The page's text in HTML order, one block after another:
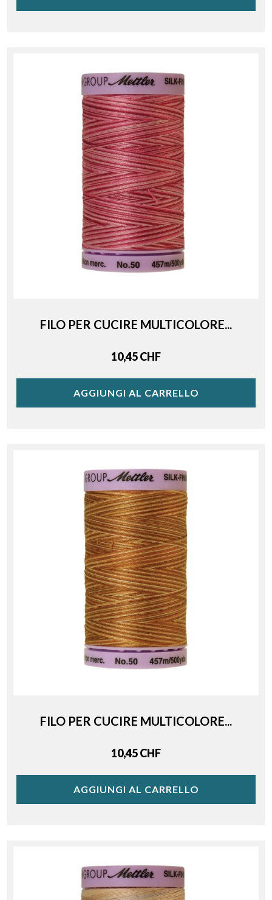
FILO PER CUCIRE MULTICOLORE...
Price
10,45 CHF
AGGIUNGI AL CARRELLO
FILO PER CUCIRE MULTICOLORE...
Price
10,45 CHF
AGGIUNGI AL CARRELLO